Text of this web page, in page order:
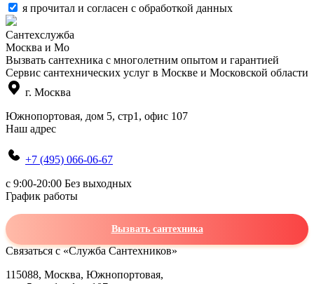
я прочитал и согласен с обработкой данных
Сантехслужба
Москва и Мо
Вызвать сантехника с многолетним опытом и гарантией
Сервис сантехнических услуг в Москве и Московской области
г. Москва
Южнопортовая, дом 5, стр1, офис 107
Наш адрес
+7 (495) 066-06-67
c 9:00-20:00 Без выходных
График работы
Вызвать сантехника
Связаться с «Служба Сантехников»
115088, Москва, Южнопортовая,